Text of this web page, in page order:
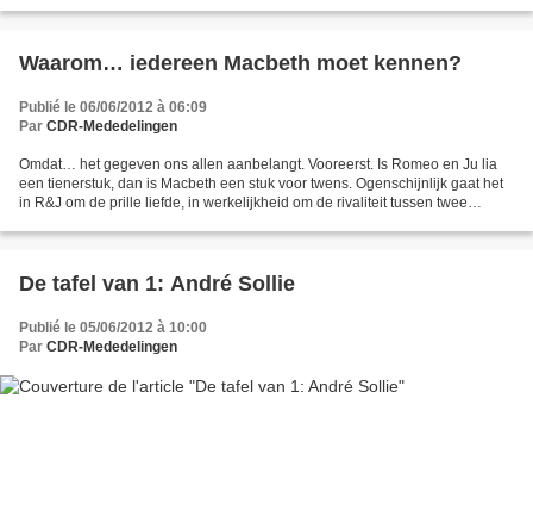
Waarom… iedereen Macbeth moet kennen?
Publié le 06/06/2012 à 06:09
Par CDR-Mededelingen
Omdat… het gegeven ons allen aanbelangt. Vooreerst. Is Romeo en Ju lia
een tienerstuk, dan is Macbeth een stuk voor twens. Ogenschijnlijk gaat het
in R&J om de prille liefde, in werkelijkheid om de rivaliteit tussen twee
De tafel van 1: André Sollie
Publié le 05/06/2012 à 10:00
Par CDR-Mededelingen